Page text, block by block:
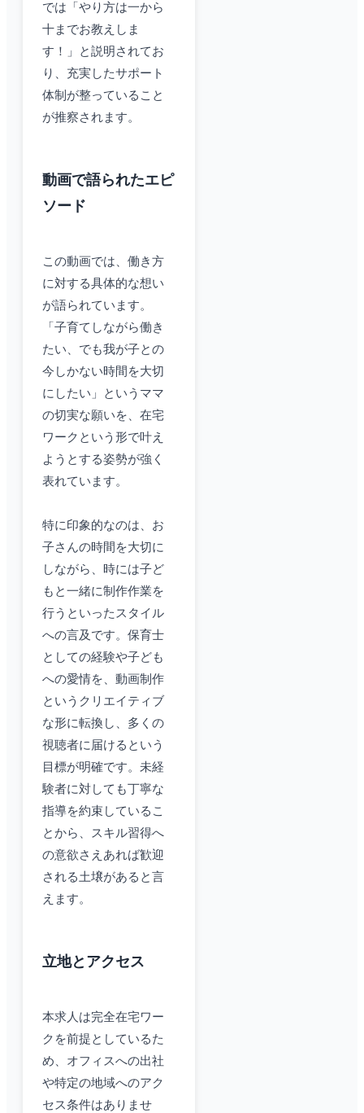
では「やり方は一から
十までお教えしま
す！」と説明されてお
り、充実したサポート
体制が整っていること
が推察されます。
動画で語られたエピ
ソード
この動画では、働き方
に対する具体的な想い
が語られています。
「子育てしながら働き
たい、でも我が子との
今しかない時間を大切
にしたい」というママ
の切実な願いを、在宅
ワークという形で叶え
ようとする姿勢が強く
表れています。
特に印象的なのは、お
子さんの時間を大切に
しながら、時には子ど
もと一緒に制作作業を
行うといったスタイル
への言及です。保育士
としての経験や子ども
への愛情を、動画制作
というクリエイティブ
な形に転換し、多くの
視聴者に届けるという
目標が明確です。未経
験者に対しても丁寧な
指導を約束しているこ
とから、スキル習得へ
の意欲さえあれば歓迎
される土壌があると言
えます。
立地とアクセス
本求人は完全在宅ワー
クを前提としているた
め、オフィスへの出社
や特定の地域へのアク
セス条件はありませ